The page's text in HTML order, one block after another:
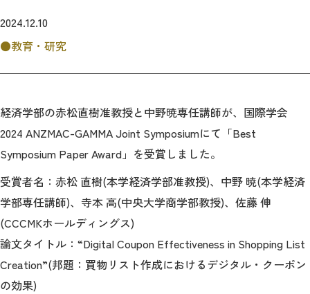
報道関係の方
明治学院大学について
教育
研究
学生生活
留学・国際交流
キャリア
ボランティア
2024.12.10
教育・研究
経済学部の赤松直樹准教授と中野暁専任講師が、国際学会
2024 ANZMAC-GAMMA Joint Symposiumにて「Best
Symposium Paper Award」を受賞しました。
受賞者名：赤松 直樹(本学経済学部准教授)、中野 暁(本学経済
学部専任講師)、 寺本 高(中央大学商学部教授)、 佐藤 伸
(CCCMKホールディングス)
論文タイトル：“Digital Coupon Effectiveness in Shopping List
Creation”(邦題：買物リスト作成におけるデジタル・クーポン
の効果)